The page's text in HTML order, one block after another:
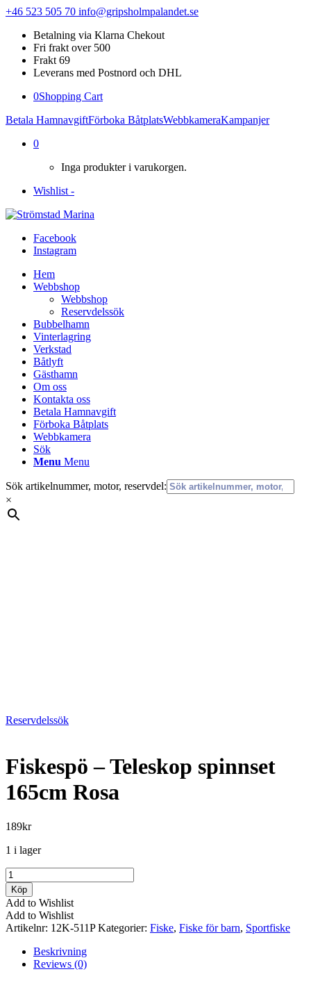
+46 523 505 70 info@gripsholmpalandet.se
Betalning via Klarna Chekout
Fri frakt over 500
Frakt 69
Leverans med Postnord och DHL
0Shopping Cart
Betala HamnavgiftFörboka BåtplatsWebbkameraKampanjer
0
Inga produkter i varukorgen.
Wishlist -
Facebook
Instagram
Hem
Webbshop
Webbshop
Reservdelssök
Bubbelhamn
Vinterlagring
Verkstad
Båtlyft
Gästhamn
Om oss
Kontakta oss
Betala Hamnavgift
Förboka Båtplats
Webbkamera
Sök
Menu Menu
Sök artikelnummer, motor, reservdel:
×
Reservdelssök
Fiskespö – Teleskop spinnset
165cm Rosa
189kr
1 i lager
Fiskespö
-
Teleskop
spinnset
165cm
Rosa
mängd
Köp
Add to Wishlist
Add to Wishlist
Artikelnr: 12K-511P Kategorier: Fiske, Fiske för barn, Sportfiske
Beskrivning
Reviews (0)